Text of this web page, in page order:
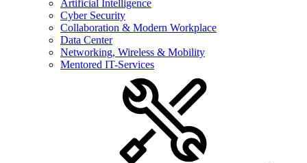
Artificial Intelligence
Cyber Security
Collaboration & Modern Workplace
Data Center
Networking, Wireless & Mobility
Mentored IT-Services